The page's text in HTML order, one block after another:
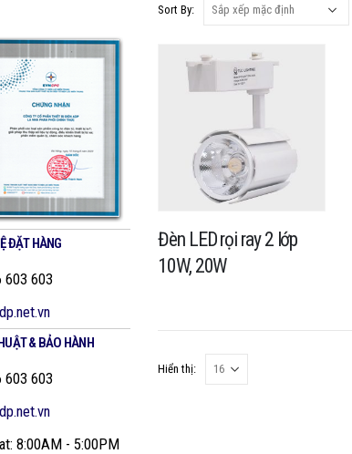
Sort By:
Đèn LED rọi ray 2 lớp
10W, 20W
Hiển thị:
ĐẶT HÀNG
603 603
& BẢO HÀNH
603 603
8:00AM - 5:00PM